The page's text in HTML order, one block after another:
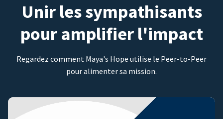
Unir les sympathisants
pour amplifier l'impact
Regardez comment Maya's Hope utilise le Peer-to-Peer
pour alimenter sa mission.